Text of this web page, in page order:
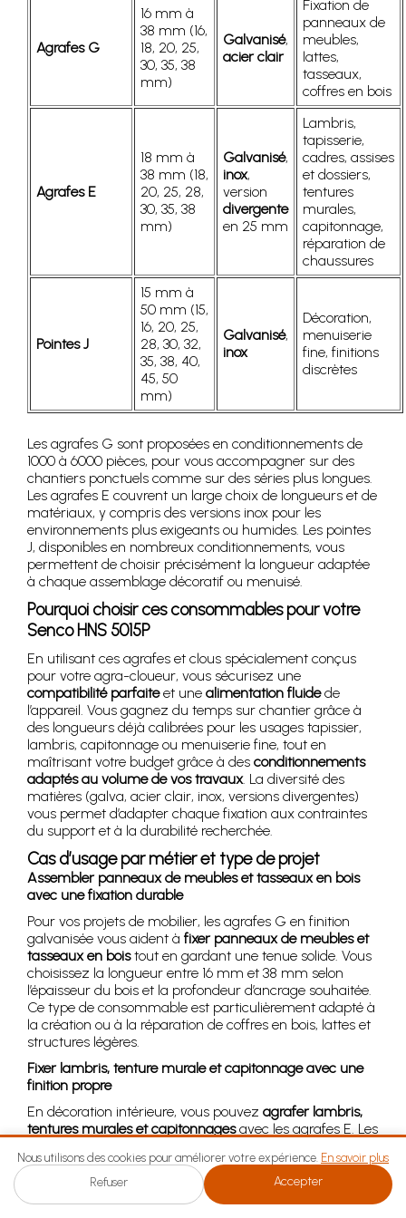
Agrafes G
16 mm à
38 mm (16,
18, 20, 25,
30, 35, 38
mm)
Galvanisé,
acier clair
Fixation de
panneaux de
meubles,
lattes,
tasseaux,
coffres en bois
Agrafes E
18 mm à
38 mm (18,
20, 25, 28,
30, 35, 38
mm)
Galvanisé,
inox,
version
divergente
en 25 mm
Lambris,
tapisserie,
cadres, assises
et dossiers,
tentures
murales,
capitonnage,
réparation de
chaussures
Pointes J
15 mm à
50 mm (15,
16, 20, 25,
28, 30, 32,
35, 38, 40,
45, 50
mm)
Galvanisé,
inox
Décoration,
menuiserie
fine, finitions
discrètes
Les agrafes G sont proposées en conditionnements de
1000 à 6000 pièces, pour vous accompagner sur des
chantiers ponctuels comme sur des séries plus longues.
Les agrafes E couvrent un large choix de longueurs et de
matériaux, y compris des versions inox pour les
environnements plus exigeants ou humides. Les pointes
J, disponibles en nombreux conditionnements, vous
permettent de choisir précisément la longueur adaptée
à chaque assemblage décoratif ou menuisé.
Pourquoi choisir ces consommables pour votre
Senco HNS 5015P
En utilisant ces agrafes et clous spécialement conçus
pour votre agra-cloueur, vous sécurisez une
compatibilité parfaiteet une alimentation fluidede
l’appareil. Vous gagnez du temps sur chantier grâce à
des longueurs déjà calibrées pour les usages tapissier,
lambris, capitonnage ou menuiserie fine, tout en
maîtrisant votre budget grâce à des conditionnements
adaptés au volume de vos travaux. La diversité des
matières (galva, acier clair, inox, versions divergentes)
vous permet d’adapter chaque fixation aux contraintes
du support et à la durabilité recherchée.
Cas d’usage par métier et type de projet
Assembler panneaux de meubles et tasseaux en bois
avec une fixation durable
Pour vos projets de mobilier, les agrafes G en finition
galvanisée vous aident à fixer panneaux de meubles et
tasseaux en boistout en gardant une tenue solide. Vous
choisissez la longueur entre 16 mm et 38 mm selon
l’épaisseur du bois et la profondeur d’ancrage souhaitée.
Ce type de consommable est particulièrement adapté à
la création ou à la réparation de coffres en bois, lattes et
structures légères.
Fixer lambris, tenture murale et capitonnage avec une
finition propre
En décoration intérieure, vous pouvez agrafer lambris,
tentures murales et capitonnagesavec les agrafes E. Les
tapisserie, cadres, fenêtres, assises et dossiers de
chaises. Les versions inox répondent mieux aux
environnements plus sollicités, par exemple autour
Nous utilisons des cookies pour améliorer votre expérience. En savoir plus
Refuser Accepter